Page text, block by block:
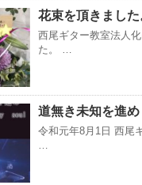
花束を頂きました
西尾ギター教室法人
た。 …
道無き未知を進め
令和元年8月1日 西尾